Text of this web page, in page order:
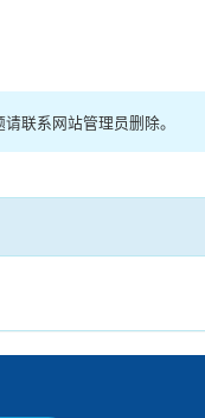
联系网站管理员删除。